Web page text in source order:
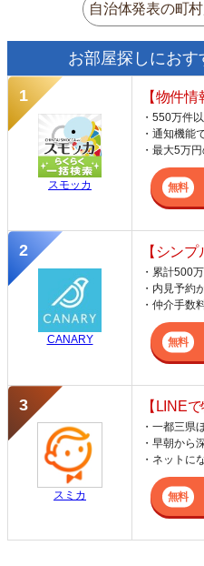
自治体発表の町
お部屋探しにお
スモッカ
【物件情
・550万件
・通知機能
・最大5万
CANARY
【シン
・累計500
・内見予約
・仲介手数
スミカ
【LINE
・一都三県
・早朝から
・ネットに